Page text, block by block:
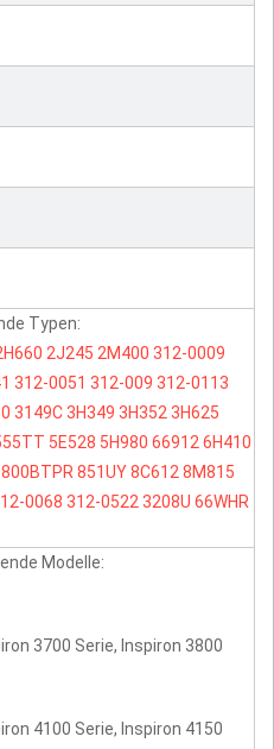
Typen:
2J245 2M400 312-0009
312-0051 312-009 312-0113
3149C3H349 3H352 3H625
5E528 5H980 66912 6H410
800BTPR 851UY8C612 8M815
0068 312-0522 3208U 66WHR
Modelle:
3700 Serie, Inspiron 3800
4100 Serie, Inspiron 4150